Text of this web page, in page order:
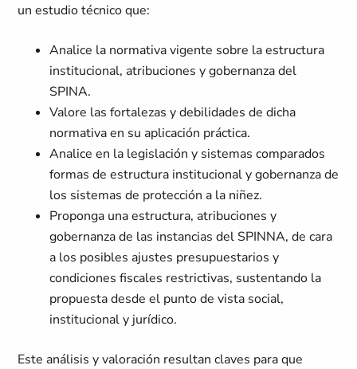
un estudio técnico que:
Analice la normativa vigente sobre la estructura
institucional, atribuciones y gobernanza del
SPINA.
Valore las fortalezas y debilidades de dicha
normativa en su aplicación práctica.
Analice en la legislación y sistemas comparados
formas de estructura institucional y gobernanza de
los sistemas de protección a la niñez.
Proponga una estructura, atribuciones y
gobernanza de las instancias del SPINNA, de cara
a los posibles ajustes presupuestarios y
condiciones fiscales restrictivas, sustentando la
propuesta desde el punto de vista social,
institucional y jurídico.
Este análisis y valoración resultan claves para que